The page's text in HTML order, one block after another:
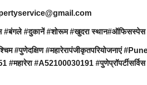
#दुकानें #शोरूम #खुदरा स्थान#ऑफिसस्पेस
#पुणेदक्षिण #महारेरापंजीकृतपरियोजनाएं
#A52100030191 #पुणेप्रॉपर्टीसर्विस